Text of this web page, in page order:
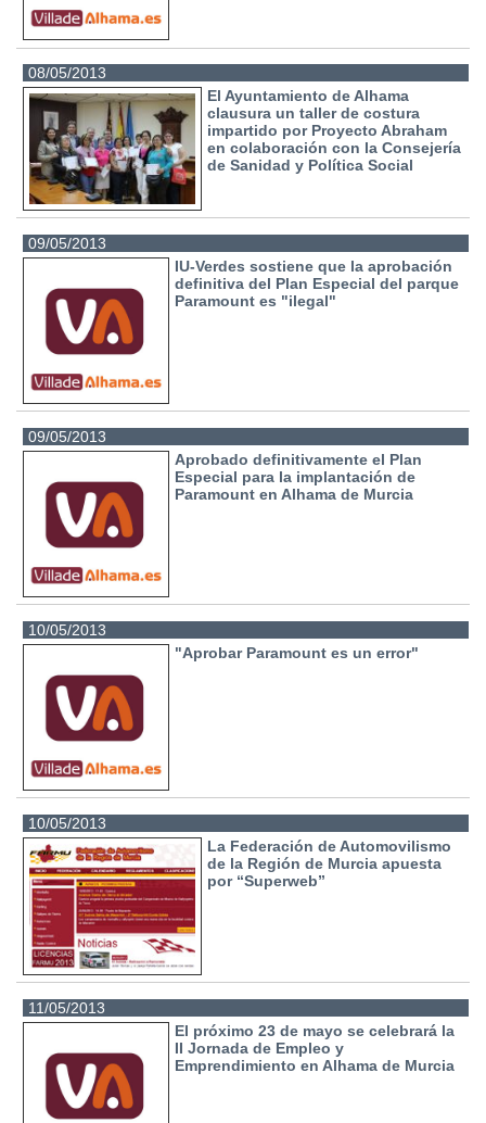
08/05/2013
El Ayuntamiento de Alhama
clausura un taller de costura
impartido por Proyecto Abraham
en colaboración con la Consejería
de Sanidad y Política Social
09/05/2013
IU-Verdes sostiene que la aprobación
definitiva del Plan Especial del parque
Paramount es "ilegal"
09/05/2013
Aprobado definitivamente el Plan
Especial para la implantación de
Paramount en Alhama de Murcia
10/05/2013
"Aprobar Paramount es un error"
10/05/2013
La Federación de Automovilismo
de la Región de Murcia apuesta
por “Superweb”
11/05/2013
El próximo 23 de mayo se celebrará la
II Jornada de Empleo y
Emprendimiento en Alhama de Murcia